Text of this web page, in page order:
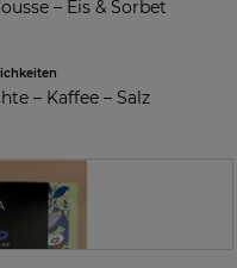
– Eis & Sorbet
– Kaffee– Salz